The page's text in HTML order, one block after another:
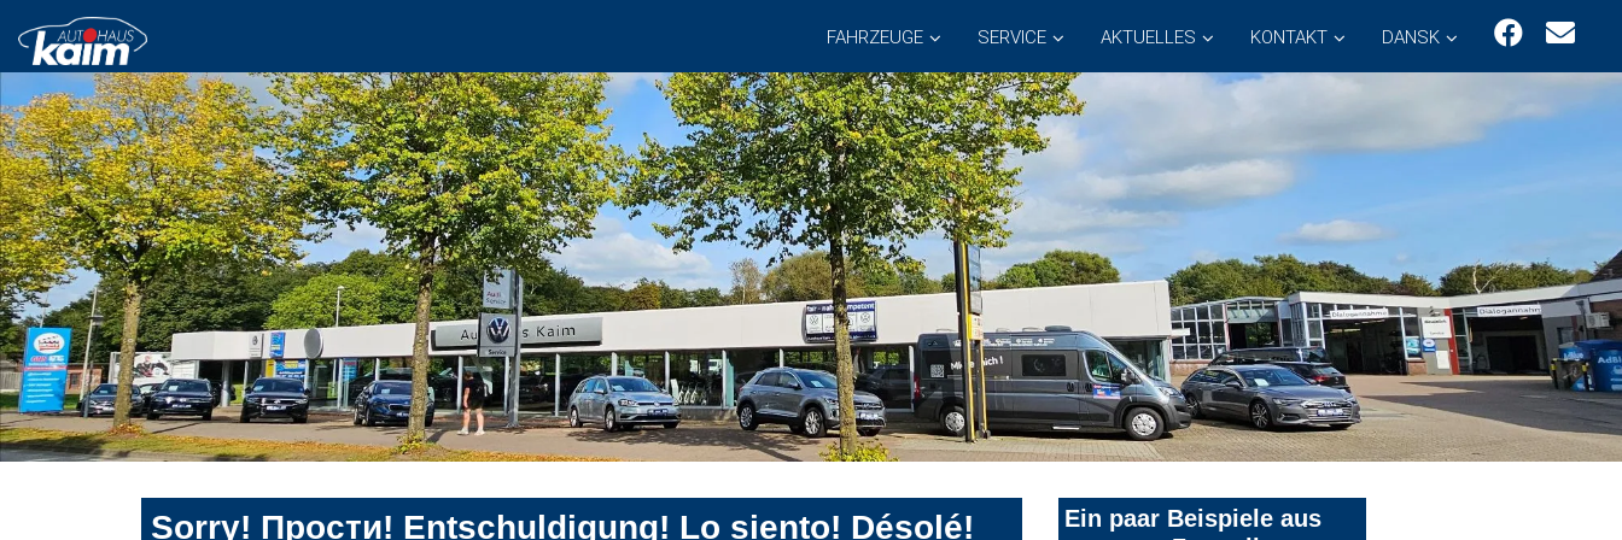
FAHRZEUGE SERVICE AKTUELLES KONTAKT DANSK
Sorry! Прости! Entschuldigung! Lo siento! Désolé!
Ein paar Beispiele aus